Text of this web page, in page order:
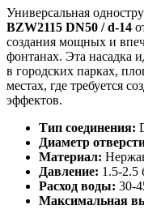
Универсальная
BZW2115 DN50 / d-14
создания мощных и
фонтанах. Эта насадка
в городских парках,
местах, где требуется
эффектов.
Тип соединения:
Диаметр
Материал:
Давление: 1.5-2.5
Расход воды: 30-
Максимальная